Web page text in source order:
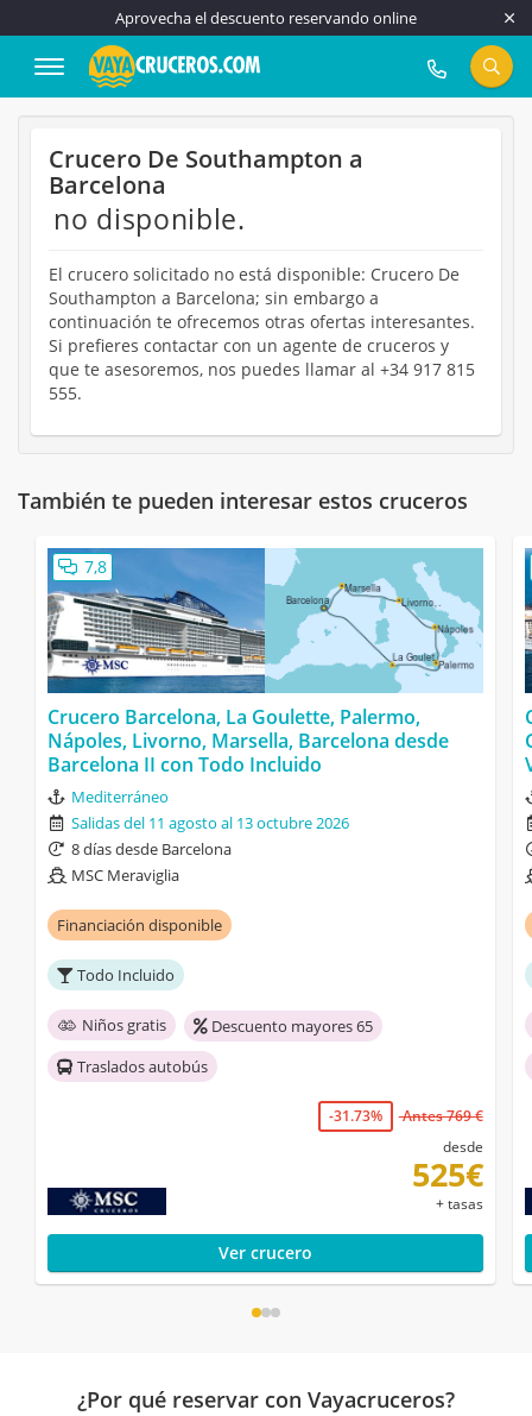
Aprovecha el descuento reservando online
917 815 555
Crucero De Southampton a
Barcelona
no disponible.
El crucero solicitado no está disponible: Crucero De
Southampton a Barcelona; sin embargo a
continuación te ofrecemos otras ofertas interesantes.
Si prefieres contactar con un agente de cruceros y
que te asesoremos, nos puedes llamar al +34 917 815
555.
También te pueden interesar estos cruceros
7,8
Crucero Barcelona, La Goulette, Palermo,
Nápoles, Livorno, Marsella, Barcelona desde
Barcelona II con Todo Incluido
Mediterráneo
Salidas del 11 agosto al 13 octubre 2026
8 días desde Barcelona
MSC Meraviglia
Financiación disponible
Todo Incluido
Niños gratis
Descuento mayores 65
Traslados autobús
-31.73%
Antes 769 €
desde
525€
+ tasas
Ver crucero
¿Por qué reservar con Vayacruceros?